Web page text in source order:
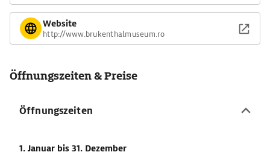
Website
http://www.brukenthalmuseum.ro
Öffnungszeiten & Preise
Öffnungszeiten
1. Januar bis 31. Dezember